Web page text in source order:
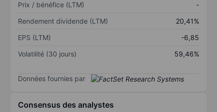
Prix / bénéfice (LTM)
-
Rendement dividende (LTM)
20,41%
EPS (LTM)
-6,85
Volatilité (30 jours)
59,46%
Données fournies par
Consensus des analystes